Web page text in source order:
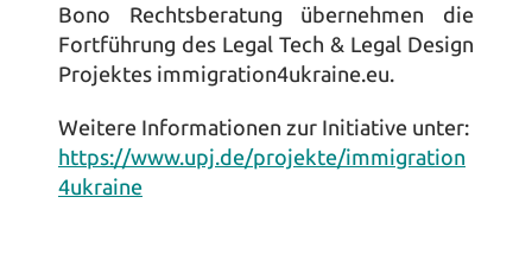
Bono Rechtsberatung übernehmen die
Fortführung des Legal Tech & Legal Design
Projektes immigration4ukraine.eu.
Weitere Informationen zur Initiative unter:
https://www.upj.de/projekte/immigration
4ukraine